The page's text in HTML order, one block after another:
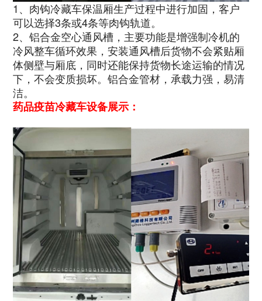
1、肉钩冷藏车保温厢生产过程中进行加固，客户
可以选择3条或4条等肉钩轨道。
2、铝合金空心通风槽，主要功能是增强制冷机的
冷风整车循环效果，安装通风槽后货物不会紧贴厢
体侧壁与厢底，同时还能保持货物长途运输的情况
下，不会变质损坏。铝合金管材，承载力强，易清
洁。
药品疫苗冷藏车设备展示：